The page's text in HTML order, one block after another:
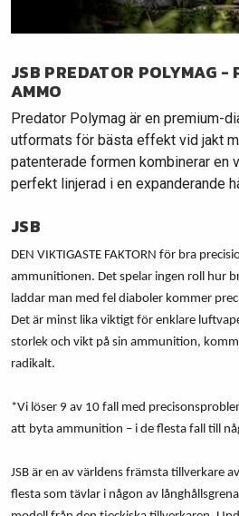
JSB PREDATOR POLYMAG -
AMMO
Predator Polymag är en premium-
utformats för bästa effekt vid jakt
patenterade formen kombinerar en
perfekt linjerad i en expanderande
JSB
DEN VIKTIGASTE FAKTORN för bra
ammunitionen. Det spelar ingen roll hur
laddar man med fel diaboler kommer
Det är minst lika viktigt för enklare
storlek och vikt på sin ammunition,
radikalt.
*Vi löser 9 av 10 fall med
att byta ammunition – i de flesta fall till
JSB är en av världens främsta tillverkare
flesta som tävlar i någon av